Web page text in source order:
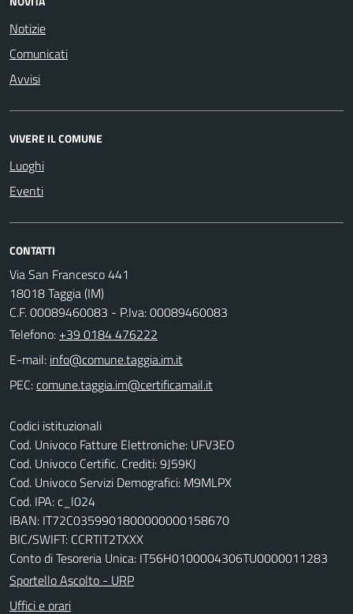
Notizie
Comunicati
Avvisi
VIVERE IL COMUNE
Luoghi
Eventi
CONTATTI
Via San Francesco 441
18018 Taggia (IM)
C.F. 00089460083 - P.Iva: 00089460083
Telefono: +39 0184 476222
E-mail:
PEC:
Codici istituzionali
Cod. Univoco Fatture Elettroniche: UFV3EO
Cod. Univoco Certific. Crediti: 9J59KJ
Cod. Univoco Servizi Demografici: M9MLPX
Cod. IPA: c_l024
IBAN: IT72C0359901800000000158670
BIC/SWIFT: CCRTIT2TXXX
Conto di Tesoreria Unica: IT56H0100004306TU0000011283
Sportello Ascolto - URP
Uffici e orari